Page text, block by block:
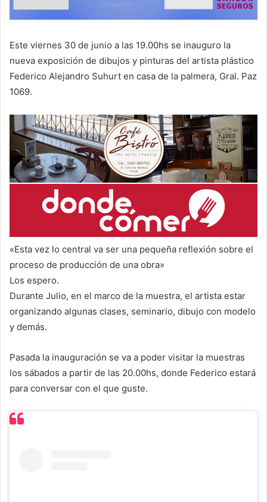
Este viernes 30 de junio a las 19.00hs se inauguro la
nueva exposición de dibujos y pinturas del artista plástico
Federico Alejandro Suhurt en casa de la palmera, Gral. Paz
1069.
«Esta vez lo central va ser una pequeña reflexión sobre el
proceso de producción de una obra»
Los espero.
Durante Julio, en el marco de la muestra, el artista estar
organizando algunas clases, seminario, dibujo con modelo
y demás.
Pasada la inauguración se va a poder visitar la muestras
los sábados a partir de las 20.00hs, donde Federico estará
para conversar con el que guste.